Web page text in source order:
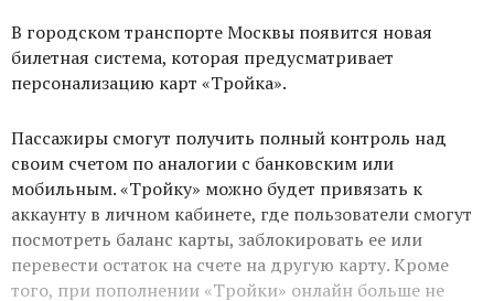
В городском транспорте Москвы появится новая
билетная система, которая предусматривает
персонализацию карт «Тройка».
Пассажиры смогут получить полный контроль над
своим счетом по аналогии с банковским или
мобильным. «Тройку» можно будет привязать к
аккаунту в личном кабинете, где пользователи смогут
посмотреть баланс карты, заблокировать ее или
перевести остаток на счете на другую карту. Кроме
того, при пополнении «Тройки» онлайн больше не